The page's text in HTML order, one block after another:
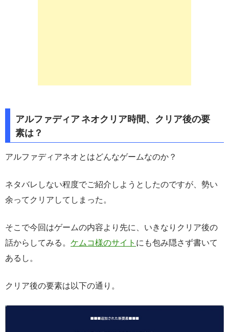
アルファディア ネオクリア時間、クリア後の要
素は？
アルファディアネオとはどんなゲームなのか？
ネタバレしない程度でご紹介しようとしたのですが、勢い
余ってクリアしてしまった。
そこで今回はゲームの内容より先に、いきなりクリア後の
話からしてみる。 ケムコ様のサイト にも包み隠さず書いて
あるし。
クリア後の要素は以下の通り。